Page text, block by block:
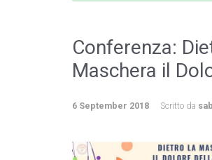
Conferenza:
Maschera il
6 September 2018 Scritto da